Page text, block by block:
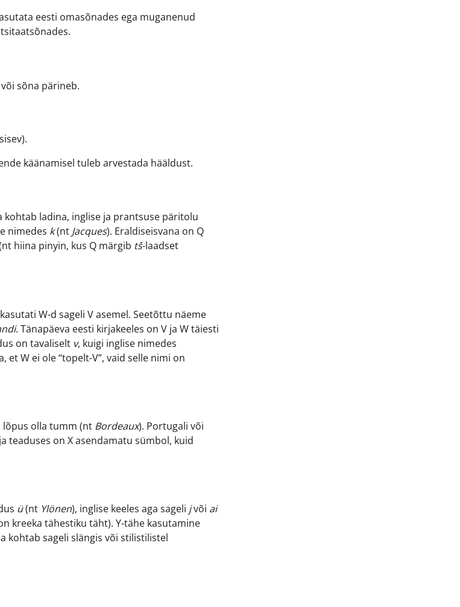
eesti omasõnades ega muganenud
sõna pärineb.
käänamisel tuleb arvestada hääldust.
kohtab ladina, inglise ja prantsuse päritolu
nimedes k(nt Jacques). Eraldiseisvana on Q
hiina pinyin, kus Q märgib tš-laadset
W-d sageli V asemel. Seetõttu näeme
. Tänapäeva eesti kirjakeeles on V ja W täiesti
on tavaliselt v, kuigi inglise nimedes
W ei ole “topelt-V”, vaid selle nimi on
lõpus olla tumm (nt Bordeaux). Portugali või
teaduses on X asendamatu sümbol, kuid
ü(nt Ylönen), inglise keeles aga sageli jvõi ai
kreeka tähestiku täht). Y-tähe kasutamine
kohtab sageli slängis või stilistilistel